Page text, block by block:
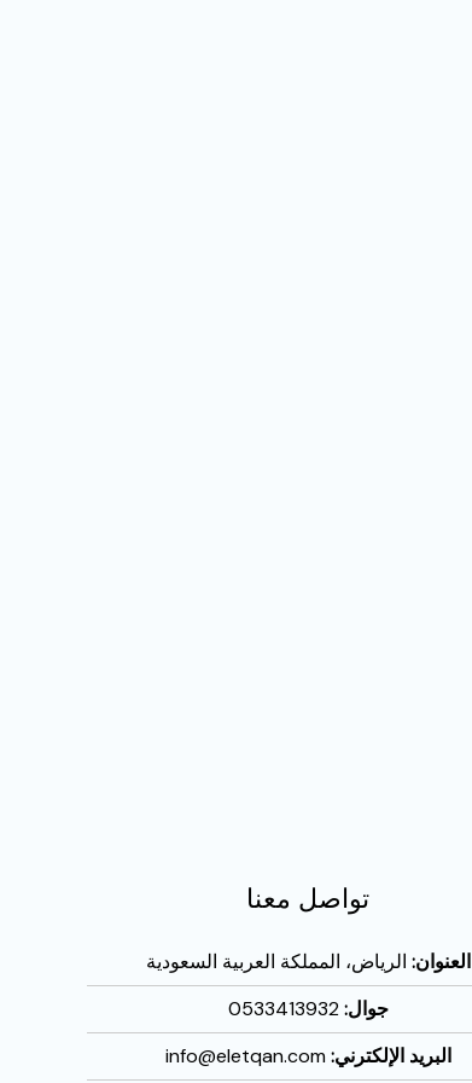
تواصل معنا
العنوان: الرياض، المملكة العربية السعودية
جوال:0533413932
البريد الإلكترني:info@eletqan.com